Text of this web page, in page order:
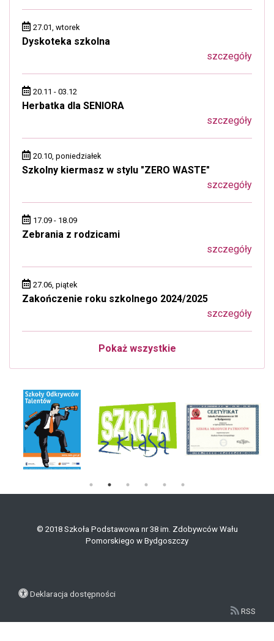
27.01, wtorek
Dyskoteka szkolna
szczegóły
20.11 - 03.12
Herbatka dla SENIORA
szczegóły
20.10, poniedziałek
Szkolny kiermasz w stylu "ZERO WASTE"
szczegóły
17.09 - 18.09
Zebrania z rodzicami
szczegóły
27.06, piątek
Zakończenie roku szkolnego 2024/2025
szczegóły
Pokaż wszystkie
© 2018 Szkoła Podstawowa nr 38 im. Zdobywców Wału
Pomorskiego w Bydgoszczy
Deklaracja dostępności
RSS